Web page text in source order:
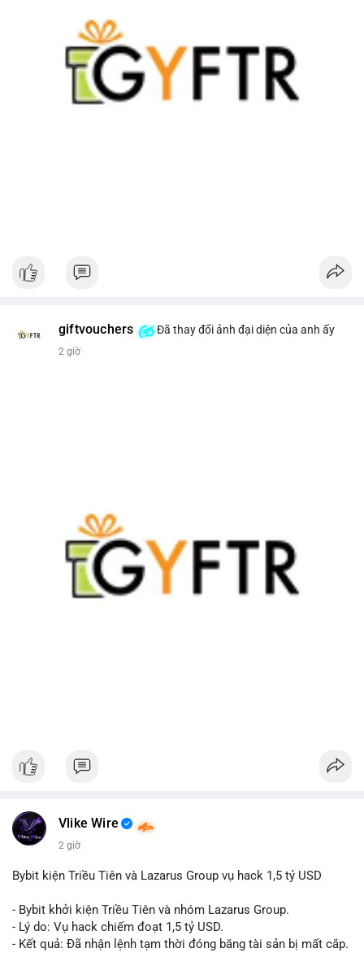
giftvouchers Đã thay đổi ảnh đại diện của anh ấy
2 giờ
Vlike Wire
2 giờ
Bybit kiện Triều Tiên và Lazarus Group vụ hack 1,5 tỷ USD
- Bybit khởi kiện Triều Tiên và nhóm Lazarus Group.
- Lý do: Vụ hack chiếm đoạt 1,5 tỷ USD.
- Kết quả: Đã nhận lệnh tạm thời đóng băng tài sản bị mất cắp.